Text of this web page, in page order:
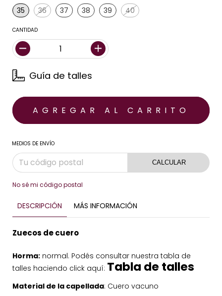
35 36 37 38 39 40
CANTIDAD
Guía de talles
MEDIOS DE ENVÍO
CALCULAR
No sé mi código postal
DESCRIPCIÓN MÁS INFORMACIÓN
Zuecos de cuero
Horma: normal. Podés consultar nuestra tabla de
talles haciendo click aquí: Tabla de talles
Material de la capellada: Cuero vacuno